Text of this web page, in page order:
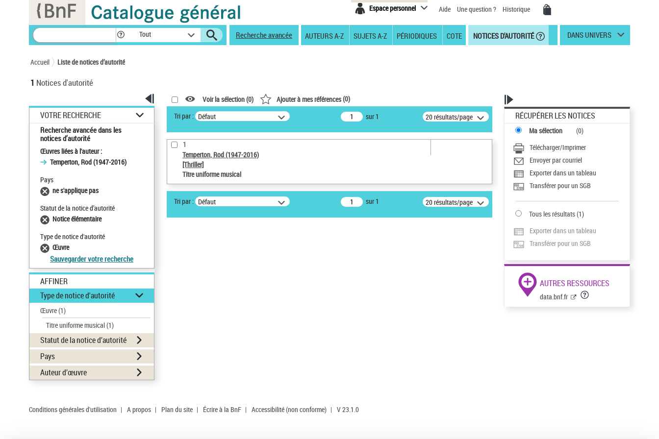
Espace personnel Aide Une question ? Historique
Tout Recherche avancée AUTEURS A-Z SUJETS A-Z PÉRIODIQUES COTE NOTICES D'AUTORITÉ DANS UNIVERS
Accueil Liste de notices d’autorité
1 Notices d'autorité
VOTRE RECHERCHE
Recherche avancée dans les
notices d’autorité
Œuvres liées à l'auteur :
Temperton, Rod (1947-2016)
Pays
ne s'applique pas
Statut de la notice d’autorité
Notice élémentaire
Type de notice d'autorité
Œuvre
Sauvegarder votre recherche
AFFINER
Type de notice d'autorité
Œuvre(1)
Titre uniforme musical(1)
Statut de la notice d’autorité
Pays
Auteur d’œuvre
Voir la sélection (0) Ajouter à mes références(0)
Tri par : Défaut sur 1 20 résultats/page
1
Temperton, Rod (1947-2016)
[Thriller]
Titre uniforme musical
Tri par : Défaut sur 1 20 résultats/page
RÉCUPÉRER LES NOTICES
Ma sélection (0)
Télécharger/Imprimer
Envoyer par courriel
Exporter dans un tableau
Transférer pour un SGB
Tous les résultats(1)
Exporter dans un tableau
Transférer pour un SGB
AUTRES RESSOURCES
data.bnf.fr
Conditions générales d'utilisation | A propos | Plan du site | Écrire à la BnF | Accessibilité (non conforme) | V 23.1.0
Panneau de gestion des cookies